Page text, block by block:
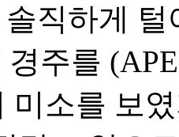
직하게
주를
미소를 보